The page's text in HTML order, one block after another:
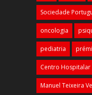
Sociedade
oncologia
pediatria
Centro
Manuel Teixeira